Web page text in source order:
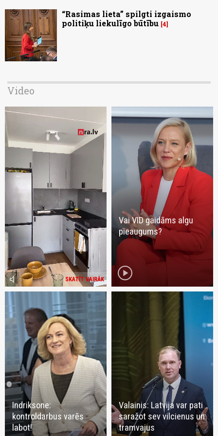
“Rasimas lieta” spilgti izgaismo
politiķu liekulīgo būtību 4
Video
SKATĪT VAIRĀK
volume_mute
Vai VID gaidāms algu
pieaugums?
play_circle
Indriksone:
kontroldarbus varēs
labot!
Valainis: Latvija var pati
saražot sev vilcienus un
tramvajus